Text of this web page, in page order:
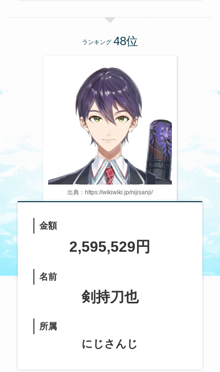
ランキング
出典：https://wikiwiki.jp/nijisanji/
金額
2,595,529円
名前
剣持刀也
所属
にじさんじ